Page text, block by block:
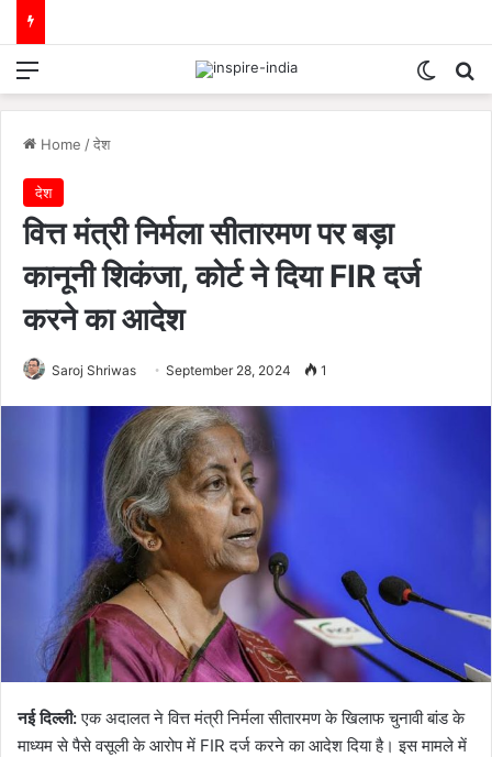
Menu
Home /देश
देश
वित्त मंत्री निर्मला सीतारमण पर बड़ा
कानूनी शिकंजा, कोर्ट ने दिया FIR दर्ज
करने का आदेश
Saroj Shriwas September 28, 2024 1
नई दिल्ली:एक अदालत ने वित्त मंत्री निर्मला सीतारमण के खिलाफ चुनावी बांड के
माध्यम से पैसे वसूली के आरोप में FIR दर्ज करने का आदेश दिया है। इस मामले में